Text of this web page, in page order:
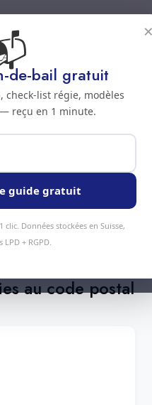
1680
-
1680
Nous Clean intervient dans
gratuit sous 24h.
+41 78 319 32 82
au code postal
de-bail gratuit
check-list régie, modèles
reçu en 1 minute.
guide gratuit
Données stockées en Suisse,
+ RGPD.